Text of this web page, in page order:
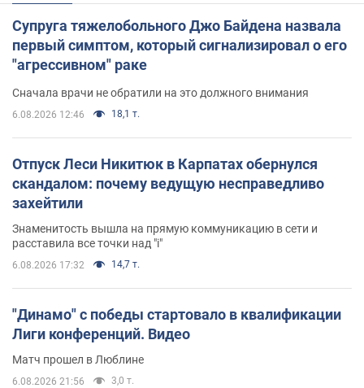
Супруга тяжелобольного Джо Байдена назвала
первый симптом, который сигнализировал о его
"агрессивном" раке
Сначала врачи не обратили на это должного внимания
6.08.2026 12:46 18,1 т.
Отпуск Леси Никитюк в Карпатах обернулся
скандалом: почему ведущую несправедливо
захейтили
Знаменитость вышла на прямую коммуникацию в сети и
расставила все точки над "i"
6.08.2026 17:32 14,7 т.
"Динамо" с победы стартовало в квалификации
Лиги конференций. Видео
Матч прошел в Люблине
6.08.2026 21:56 3,0 т.